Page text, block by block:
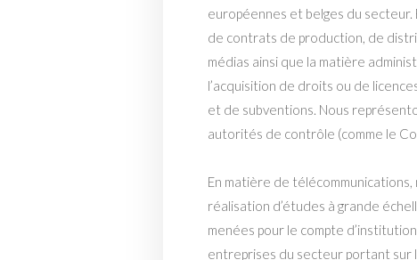
européennes et belges du secteur.
de contrats de production, de
médias ainsi que la matière
l’acquisition de droits ou de
et de subventions. Nous
autorités de contrôle (comme le
En matière de
réalisation d’études à grande
menées pour le compte
entreprises du secteur portant sur